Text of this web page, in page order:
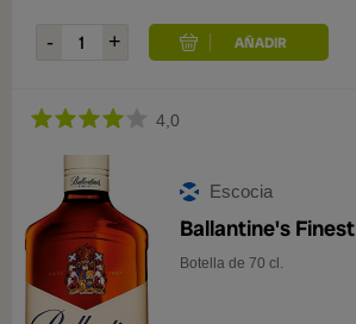
4,0
Escocia
Ballantine's Finest
Botella de 70 cl.